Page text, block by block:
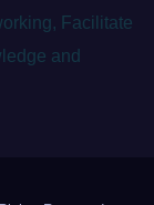
Facilitate
and